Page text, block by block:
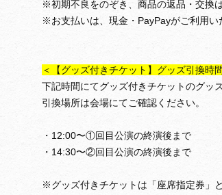
※初期不良をのぞき、商品の返品・交換
※お支払いは、現金・PayPayがご利用い
＜【グッズ付きチケット】グッズ引換時
下記時間にてグッズ付きチケットのグッ
引換場所は会場にてご確認ください。
・12:00〜①回目公演の終演後まで
・14:30〜②回目公演の終演後まで
※グッズ付きチケットは「座席指定券」